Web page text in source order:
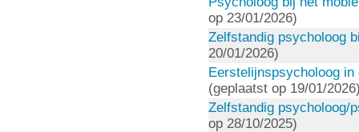
op 23/01/2026)
Zelfstandig psycholoog
20/01/2026)
Eerstelijnspsycholoog
(geplaatst op 19/01/
Zelfstandig psycholoog/
op 28/10/2025)